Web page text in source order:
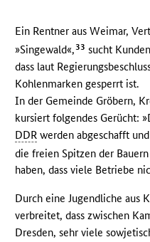
Ein Rentner aus Weimar,
»Singewald«, 33 sucht
dass laut
Kohlenmarken gesperrt ist.
In der Gemeinde Gröbern,
kursiert folgendes Gerücht:
DDR werden abgeschafft
die freien Spitzen der
haben, dass viele Betriebe
Durch eine Jugendliche aus
verbreitet, dass zwischen
Dresden, sehr viele